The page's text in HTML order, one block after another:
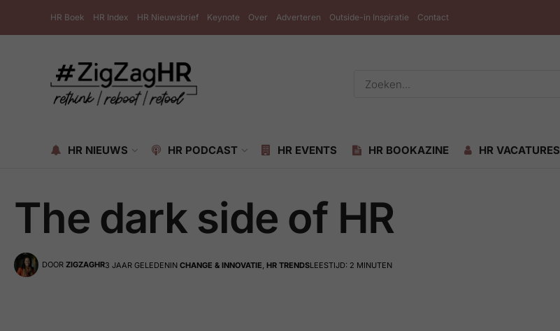
HR Boek HR Index HR Nieuwsbrief Keynote Over Adverteren Outside-in Inspiratie Contact
HR NIEUWS HR PODCAST HR EVENTS HR BOOKAZINE HR VACATURES
The dark side of HR
DOOR ZIGZAGHR3 JAAR GELEDENIN CHANGE & INNOVATIE HR TRENDSLEESTIJD: 2 MINUTEN